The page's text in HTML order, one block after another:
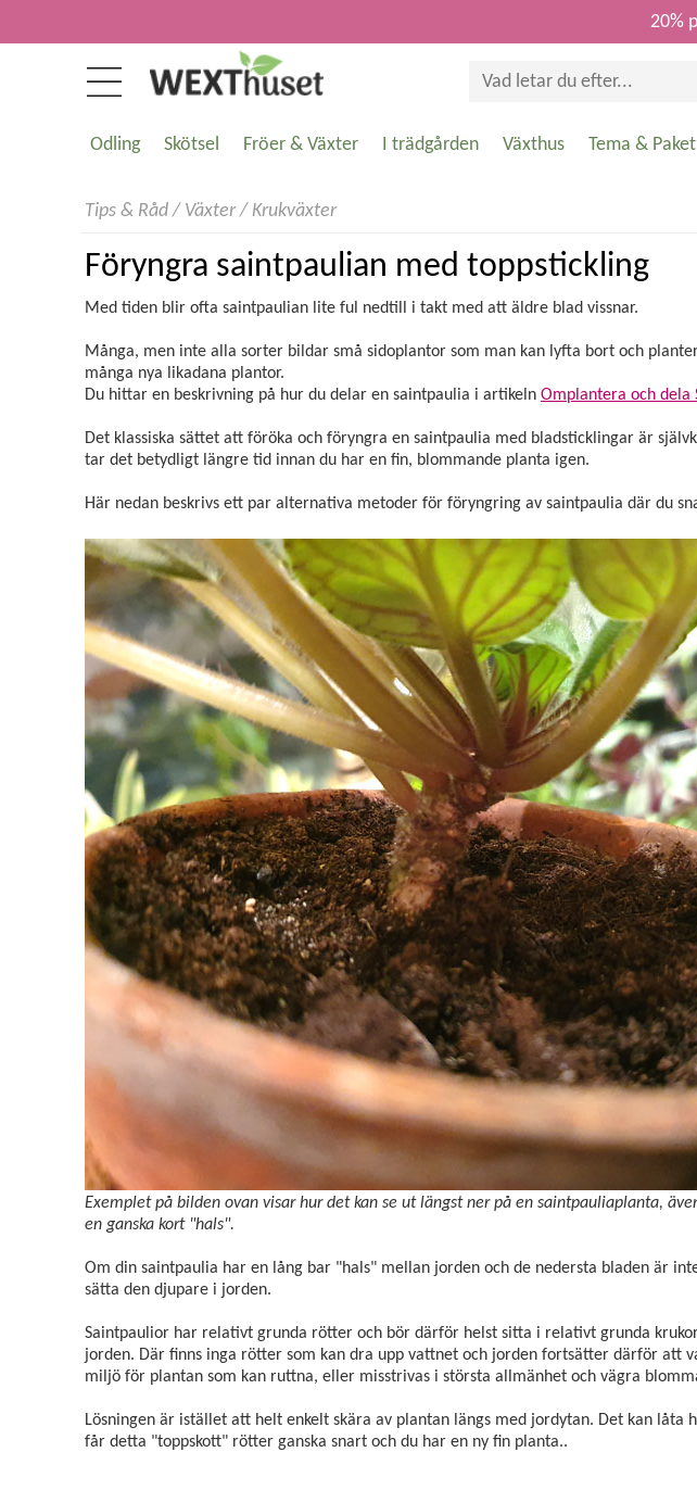
20%
Odling Skötsel Fröer & Växter I trädgården Växthus Tema & Paket
Tips & Råd/ Växter/ Krukväxter
Föryngra saintpaulian med toppstickling
Med tiden blir ofta saintpaulian lite ful nedtill i takt med att äldre blad vissnar.
Många, men inte alla sorter bildar små sidoplantor som man kan lyfta bort och
många nya likadana plantor.
Du hittar en beskrivning på hur du delar en saintpaulia i artikeln Omplantera och dela
Det klassiska sättet att föröka och föryngra en saintpaulia med bladsticklingar är
tar det betydligt längre tid innan du har en fin, blommande planta igen.
Här nedan beskrivs ett par alternativa metoder för föryngring av saintpaulia där du
Exemplet på bilden ovan visar hur det kan se ut längst ner på en saintpauliaplanta,
en ganska kort "hals".
Om din saintpaulia har en lång bar "hals" mellan jorden och de nedersta bladen är
sätta den djupare i jorden.
Saintpaulior har relativt grunda rötter och bör därför helst sitta i relativt grunda
jorden. Där finns inga rötter som kan dra upp vattnet och jorden fortsätter därför att
miljö för plantan som kan ruttna, eller misstrivas i största allmänhet och vägra
Lösningen är istället att helt enkelt skära av plantan längs med jordytan. Det kan låta
får detta "toppskott" rötter ganska snart och du har en ny fin planta..